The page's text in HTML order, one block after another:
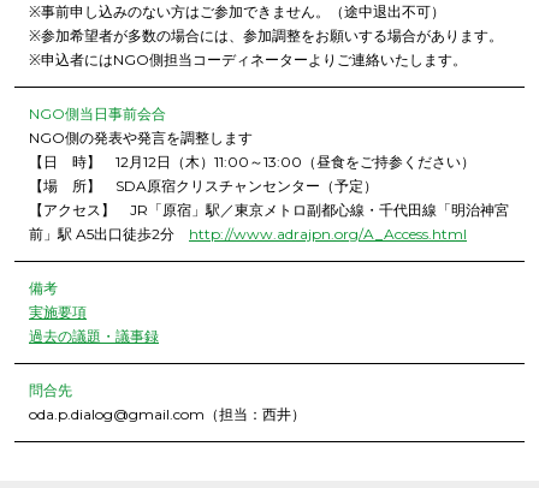
※事前申し込みのない方はご参加できません。（途中退出不可）
※参加希望者が多数の場合には、参加調整をお願いする場合があります。
※申込者にはNGO側担当コーディネーターよりご連絡いたします。
NGO側当日事前会合
NGO側の発表や発言を調整します
【日 時】 12月12日（木）11:00～13:00（昼食をご持参ください）
【場 所】 SDA原宿クリスチャンセンター（予定）
【アクセス】 JR「原宿」駅／東京メトロ副都心線・千代田線「明治神宮
前」駅 A5出口徒歩2分 http://www.adrajpn.org/A_Access.html
備考
実施要項
過去の議題・議事録
問合先
oda.p.dialog@gmail.com（担当：西井）